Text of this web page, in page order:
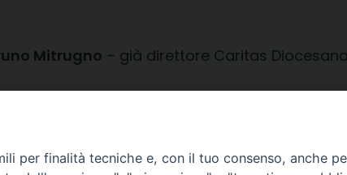
Mitrugno – già direttore Caritas Diocesana
per finalità tecniche e, con il tuo consenso, anche